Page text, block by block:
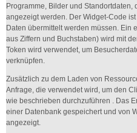
Programme, Bilder und Standortdaten,
angezeigt werden. Der Widget-Code
Daten übermittelt werden müssen. Ein
aus Ziffern und Buchstaben) wird mit
Token wird verwendet, um
verknüpfen.
Zusätzlich zu dem Laden von
Anfrage, die verwendet wird, um den
wie beschrieben durchzuführen . Das
einer Datenbank gespeichert und von
angezeigt.